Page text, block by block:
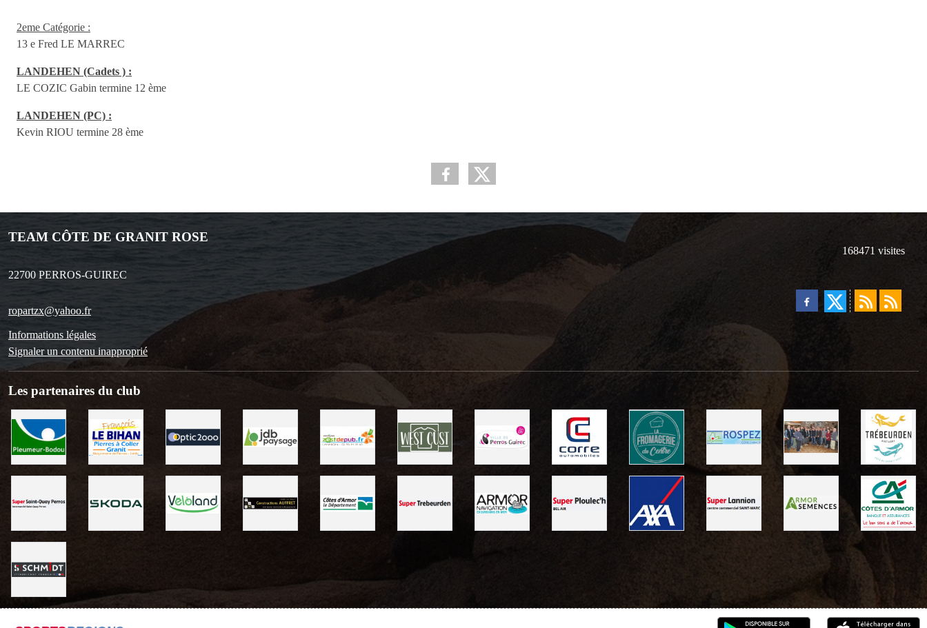
2eme Catégorie :
13 e Fred LE MARREC
LANDEHEN (Cadets ) :
LE COZIC Gabin termine 12 ème
LANDEHEN (PC) :
Kevin RIOU termine 28 ème
TEAM CÔTE DE GRANIT ROSE
22700 PERROS-GUIREC
ropartzx@yahoo.fr
Informations légales
Signaler un contenu inapproprié
168471 visites
Les partenaires du club